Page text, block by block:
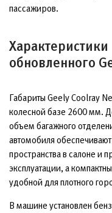
пассажиров.
обновленного
Габариты Geely Coolray
колесной базе 2600 мм.
объем багажного
автомобиля
пространства в салоне и
эксплуатации, а
удобной для плотного
В машине установлен